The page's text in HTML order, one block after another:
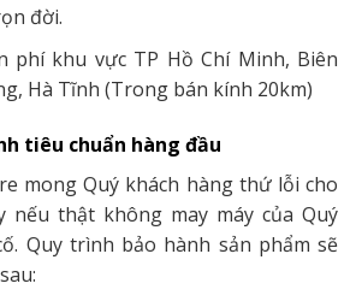
đời.
phí khu vực TP Hồ Chí Minh, Biên
Hà Tĩnh (Trong bán kính 20km)
tiêu chuẩn hàng đầu
mong Quý khách hàng thứ lỗi cho
nếu thật không may máy của Quý
Quy trình bảo hành sản phẩm sẽ